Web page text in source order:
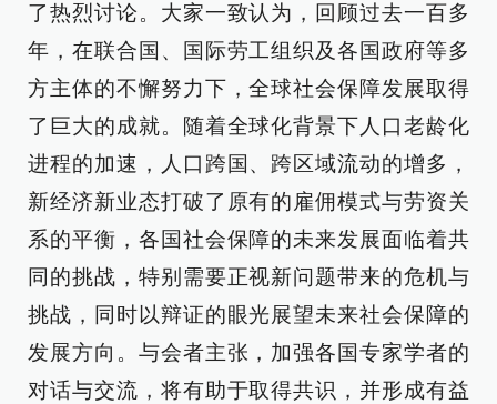
了热烈讨论。大家一致认为，回顾过去一百多
年，在联合国、国际劳工组织及各国政府等多
方主体的不懈努力下，全球社会保障发展取得
了巨大的成就。随着全球化背景下人口老龄化
进程的加速，人口跨国、跨区域流动的增多，
新经济新业态打破了原有的雇佣模式与劳资关
系的平衡，各国社会保障的未来发展面临着共
同的挑战，特别需要正视新问题带来的危机与
挑战，同时以辩证的眼光展望未来社会保障的
发展方向。与会者主张，加强各国专家学者的
对话与交流，将有助于取得共识，并形成有益